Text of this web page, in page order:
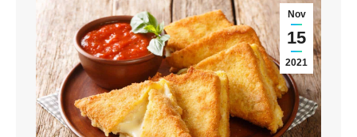
Nov
15
2021